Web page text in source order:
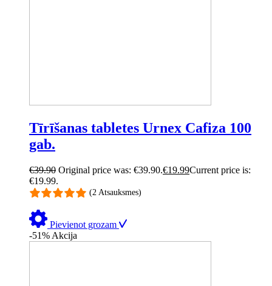
Tīrīšanas tabletes Urnex Cafiza 100
gab.
€39.90 Original price was: €39.90.€19.99Current price is:
€19.99.
(2 Atsauksmes)
Pievienot grozam
-51% Akcija